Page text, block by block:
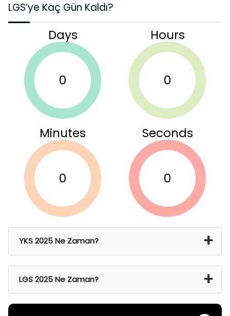
LGS’ye Kaç Gün Kaldı?
Days
0
Hours
0
Minutes
0
Seconds
0
YKS 2025 Ne Zaman?
LGS 2025 Ne Zaman?